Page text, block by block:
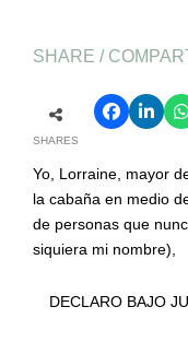
SHARE /
SHARES
Yo, Lorraine, mayor
la cabaña en medio
de personas que
siquiera mi nombre),
DECLARO BAJO